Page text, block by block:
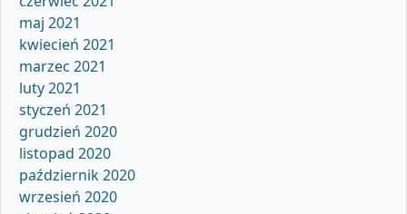
maj 2021
kwiecień 2021
marzec 2021
luty 2021
styczeń 2021
grudzień 2020
listopad 2020
październik 2020
wrzesień 2020